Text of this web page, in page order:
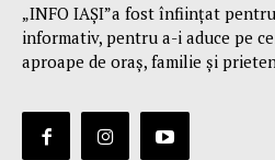
„INFO IAȘI”a fost înfiinţat
informativ, pentru a-i aduce pe
aproape de oraş, familie și